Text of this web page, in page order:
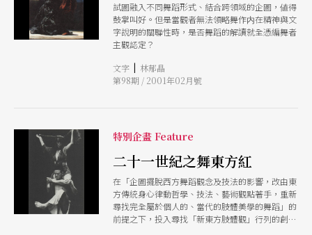
試圖融入不同舞蹈形式、結合跨領域的企圖，値得
鼓掌叫好。但是當觀者無法領略舞作内在精神與文
字說明的關聯性時，是否舞蹈的解讀就全憑編舞者
主觀認定？
文字 | 林郁晶
第98期 / 2001年02月號
特別企畫 Feature
二十一世紀之舞東方紅
在「企圖擺脫西方舞蹈觀念及技法的影響，改由東
方傳統身心律動哲學、技法、藝術觀點著手，重新
尋找完全屬於個人的、當代的肢體美學的舞蹈」的
前提之下，投入尋找「新東方肢體觀」行列的創作